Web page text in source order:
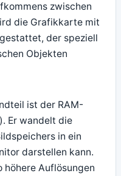
zwischen
die Grafikkarte mit
der speziell
Objekten
ist der RAM-
Er wandelt die
in ein
darstellen kann.
höhere Auflösungen